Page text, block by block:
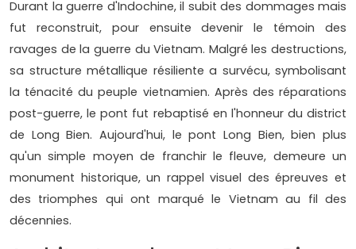
Durant la guerre d'Indochine, il subit des dommages mais
fut reconstruit, pour ensuite devenir le témoin des
ravages de la guerre du Vietnam. Malgré les destructions,
sa structure métallique résiliente a survécu, symbolisant
la ténacité du peuple vietnamien. Après des réparations
post-guerre, le pont fut rebaptisé en l'honneur du district
de Long Bien. Aujourd'hui, le pont Long Bien, bien plus
qu'un simple moyen de franchir le fleuve, demeure un
monument historique, un rappel visuel des épreuves et
des triomphes qui ont marqué le Vietnam au fil des
décennies.